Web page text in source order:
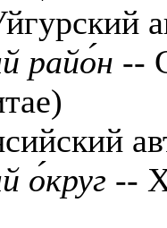
райо́н --
о́круг --